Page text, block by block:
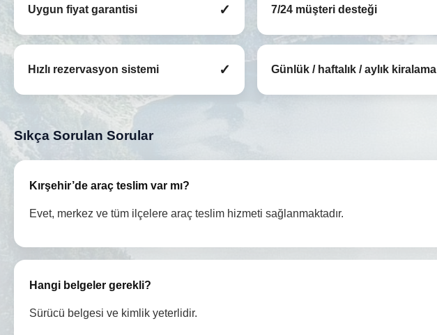
Uygun fiyat garantisi ✓
Hızlı rezervasyon sistemi ✓
7/24 müşteri desteği
Günlük / haftalık / aylık kiralama
Sıkça Sorulan Sorular
Kırşehir’de araç teslim var mı?
Evet, merkez ve tüm ilçelere araç teslim hizmeti sağlanmaktadır.
Hangi belgeler gerekli?
Sürücü belgesi ve kimlik yeterlidir.